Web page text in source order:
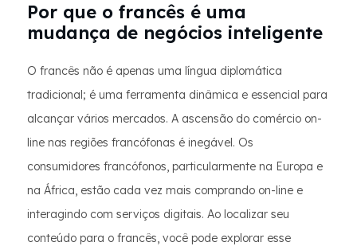
Por que o francês é uma
mudança de negócios inteligente
O francês não é apenas uma língua diplomática
tradicional; é uma ferramenta dinâmica e essencial para
alcançar vários mercados. A ascensão do comércio on-
line nas regiões francófonas é inegável. Os
consumidores francófonos, particularmente na Europa e
na África, estão cada vez mais comprando on-line e
interagindo com serviços digitais. Ao localizar seu
conteúdo para o francês, você pode explorar esse